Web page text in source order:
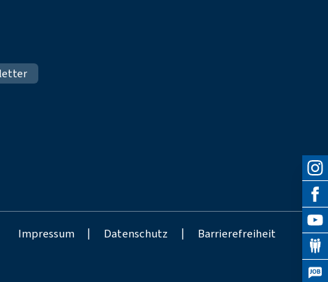
Impressum | Datenschutz | Barrierefreiheit